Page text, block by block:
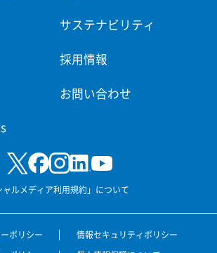
サステナビリティ
採用情報
お問い合わせ
ルメディア利用規約」について
ポリシー
情報セキュリティポリシー